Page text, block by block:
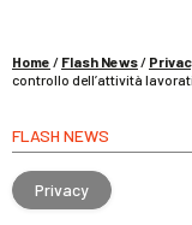
La
Home / Flash News/
controllo dell’attività
FLASH NEWS
Privacy